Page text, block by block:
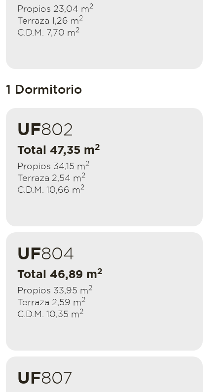
Propios 23,04 m2
Terraza 1,26 m2
C.D.M. 7,70 m2
1 Dormitorio
UF802
Total 47,35 m2
Propios 34,15 m2
Terraza 2,54 m2
C.D.M. 10,66 m2
UF804
Total 46,89 m2
Propios 33,95 m2
Terraza 2,59 m2
C.D.M. 10,35 m2
UF807